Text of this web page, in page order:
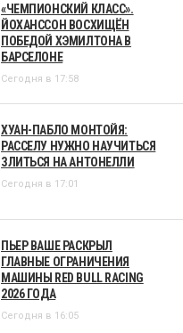
«ЧЕМПИОНСКИЙ КЛАСС».
ЙОХАНССОН ВОСХИЩЁН
ПОБЕДОЙ ХЭМИЛТОНА В
БАРСЕЛОНЕ
Сегодня в 17:58
ХУАН-ПАБЛО МОНТОЙЯ:
РАССЕЛУ НУЖНО НАУЧИТЬСЯ
ЗЛИТЬСЯ НА АНТОНЕЛЛИ
Сегодня в 17:01
ПЬЕР ВАШЕ РАСКРЫЛ
ГЛАВНЫЕ ОГРАНИЧЕНИЯ
МАШИНЫ RED BULL RACING
2026 ГОДА
Сегодня в 16:05